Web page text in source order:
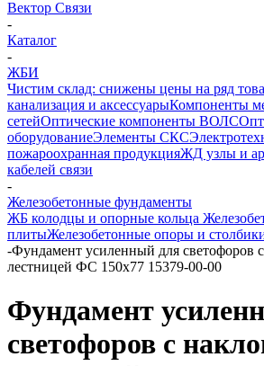
Вектор Связи
-
Каталог
-
ЖБИ
Чистим склад: снижены цены на ряд
канализация и аксессуарыКомпоненты
сетейОптические компоненты ВОЛС
оборудованиеЭлементы СКС
пожароохранная продукцияЖД узлы и
кабелей связи
-
Железобетонные фундаменты
ЖБ колодцы и опорные кольца
плитыЖелезобетонные опоры и
-Фундамент усиленный для светофоров
лестницей ФС 150х77 15379-00-00
Фундамент
светофоров с